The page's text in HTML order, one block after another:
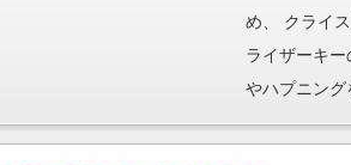
め、 クライ
ライザーキ
やハプニング